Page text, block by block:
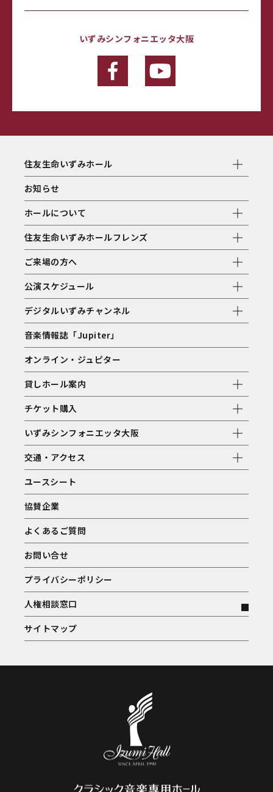
いずみシンフォニエッタ大阪
住友生命いずみホール
お知らせ
ホールについて
住友生命いずみホールフレンズ
ご来場の方へ
公演スケジュール
デジタルいずみチャンネル
音楽情報誌「Jupiter」
オンライン・ジュピター
貸しホール案内
チケット購入
いずみシンフォニエッタ大阪
交通・アクセス
ユースシート
協賛企業
よくあるご質問
お問い合せ
プライバシーポリシー
人権相談窓口
サイトマップ